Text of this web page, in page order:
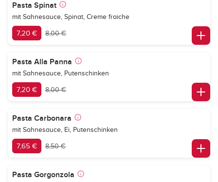
Pasta Spinat
mit Sahnesauce, Spinat, Creme fraiche
7,20 € 8,00 €
Pasta Alla Panna
mit Sahnesauce, Putenschinken
7,20 € 8,00 €
Pasta Carbonara
mit Sahnesauce, Ei, Putenschinken
7,65 € 8,50 €
Pasta Gorgonzola